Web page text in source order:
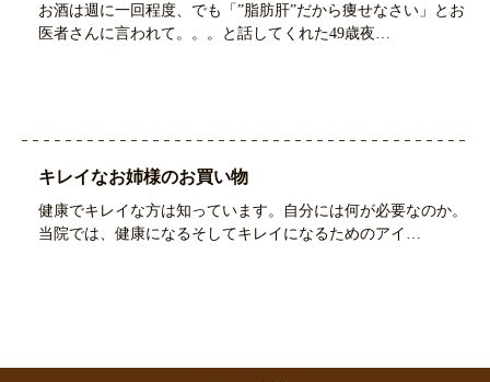
お酒は週に一回程度、でも「”脂肪肝”だから痩せなさい」とお
医者さんに言われて。。。と話してくれた49歳夜…
キレイなお姉様のお買い物
健康でキレイな方は知っています。自分には何が必要なのか。
当院では、健康になるそしてキレイになるためのアイ…